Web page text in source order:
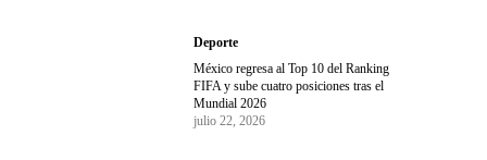
Deporte
México regresa al Top 10 del Ranking
FIFA y sube cuatro posiciones tras el
Mundial 2026
julio 22, 2026